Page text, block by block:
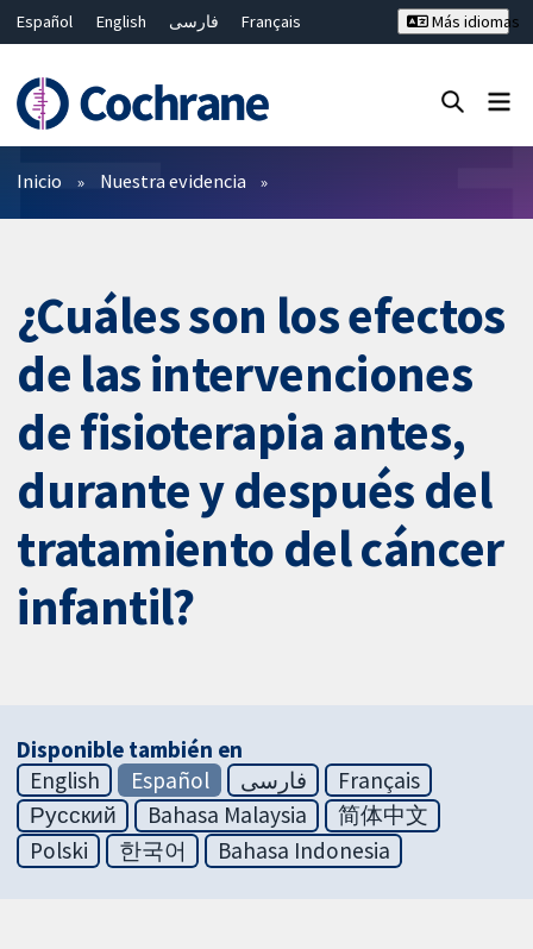
Español English فارسی
Français
Bahasa Malaysia
ไทย 繁體中文
Más idiomas
Filtros
Inicio Nuestra evidencia
¿Cuáles son los efectos
de las intervenciones
de fisioterapia antes,
durante y después del
tratamiento del cáncer
infantil?
Disponible también en
English
Español فارسی
Français
Русский
Bahasa Malaysia
简体中文
Polski
한국어 Bahasa Indonesia